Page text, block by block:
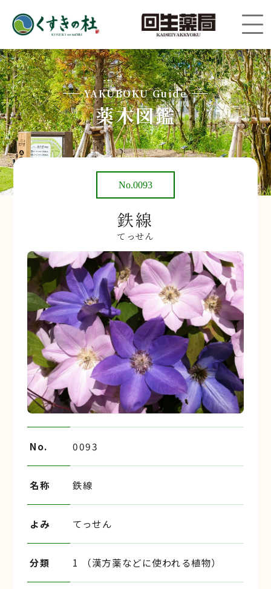
YAKUBOKU Guide
薬木図鑑
No.0093
鉄線
てっせん
No. 0093
名称 鉄線
よみ てっせん
分類 1 （漢方薬などに使われる植物）